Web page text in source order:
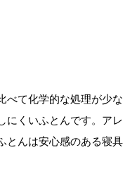
べて化学的な処理が少な
にくいふとんです。アレ
とんは安心感のある寝具